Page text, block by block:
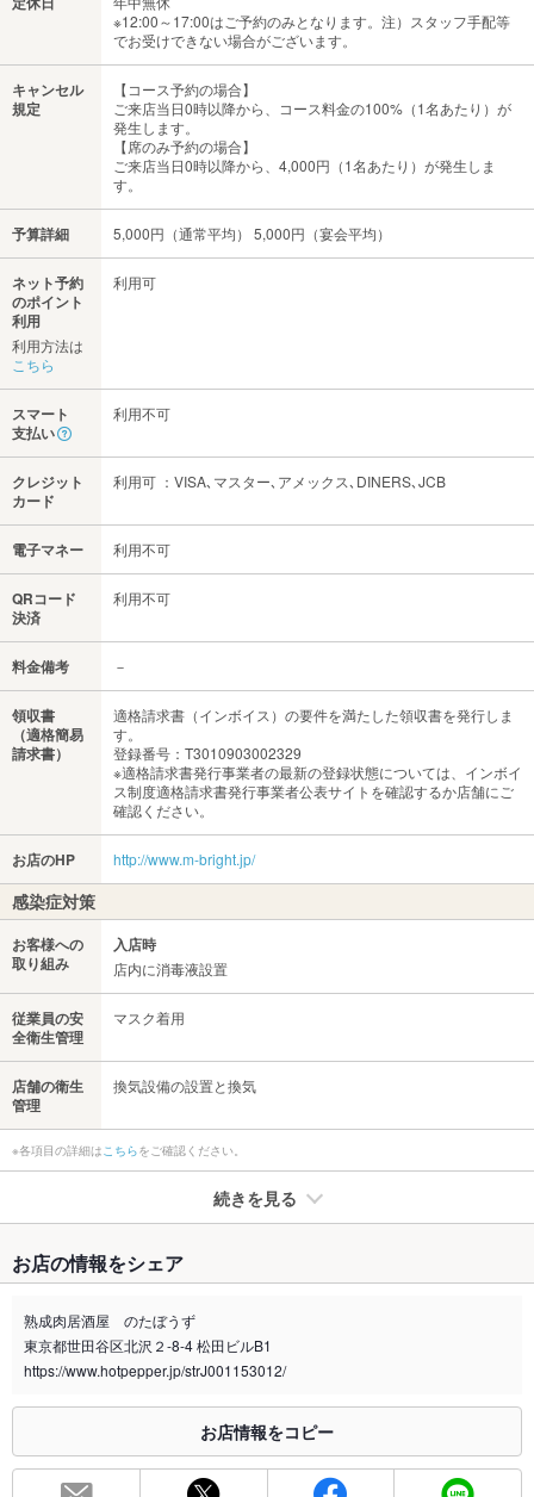
※12:00～17:00はご予約のみとなります。注）スタッフ手配等
でお受けできない場合がございます。
キャンセル
規定
【コース予約の場合】
ご来店当日0時以降から、コース料金の100%（1名あたり）が
発生します。
【席のみ予約の場合】
ご来店当日0時以降から、4,000円（1名あたり）が発生しま
す。
予算詳細 5,000円（通常平均） 5,000円（宴会平均）
ネット予約
のポイント
利用
利用方法は
こちら
利用可
スマート
支払い
利用不可
クレジット
カード
利用可 ：VISA､マスター､アメックス､DINERS､JCB
電子マネー 利用不可
QRコード
決済
利用不可
料金備考 －
領収書
（適格簡易
請求書）
適格請求書（インボイス）の要件を満たした領収書を発行しま
す。
登録番号：T3010903002329
※適格請求書発行事業者の最新の登録状態については、インボイ
ス制度適格請求書発行事業者公表サイトを確認するか店舗にご
確認ください。
お店のHP http://www.m-bright.jp/
感染症対策
お客様への
取り組み
入店時
店内に消毒液設置
従業員の安
全衛生管理
マスク着用
店舗の衛生
管理
換気設備の設置と換気
※各項目の詳細はこちらをご確認ください。
続きを見る
禁煙・喫煙 全席喫煙可
喫煙専用室 なし
※2020年4月1日～受動喫煙対策に関する法律が施行されています。正しい情報はお店へお問い
総席数 50席(テーブル/カウンター/掘りごたつ/個室)
お店の情報をシェア
熟成肉居酒屋 のたぼうず
東京都世田谷区北沢２-8-4 松田ビルB1
https://www.hotpepper.jp/strJ001153012/
お店情報をコピー